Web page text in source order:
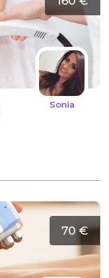
Sonia
70 €